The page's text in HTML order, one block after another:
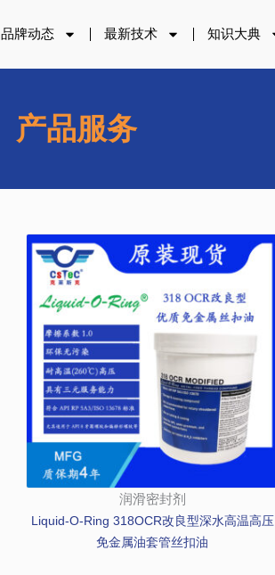
品牌动态 最新技术 知识大典
产品服务
润滑密封剂
Liquid-O-Ring 318OCR改良型深水高温高压
免金属油套管丝扣油